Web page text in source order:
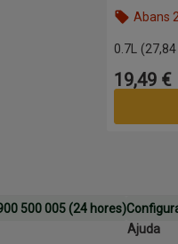
Abans
0.7L
Preu
19,49 €
500 005 (24 hores)
Ajuda